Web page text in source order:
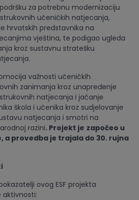
za potrebnu modernizaciju
učeničkih natjecanja,
hrvatskih predstavnika na
vještina, te podigao ugleda
kroz sustavnu stratešku
važnosti učeničkih
zanimanja kroz unapređenje
natjecanja i jačanje
škola i učenika kroz sudjelovanje
natjecanja i smotri na
razini. Projekt je započeo u
a provedba je trajala do 30. rujna
ovog ESF projekta
aktivnosti: